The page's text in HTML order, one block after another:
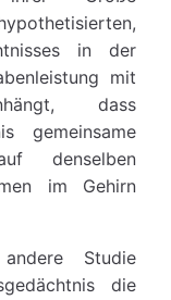
in der
mit
dass
gemeinsame
denselben
im Gehirn
Studie
die